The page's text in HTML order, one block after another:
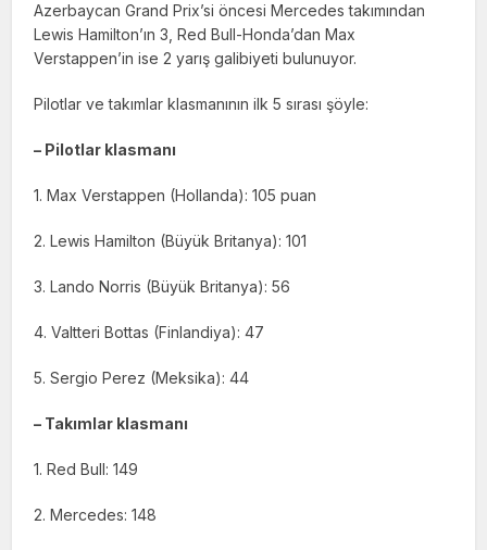
Azerbaycan Grand Prix’si öncesi Mercedes takımından
Lewis Hamilton’ın 3, Red Bull-Honda’dan Max
Verstappen’in ise 2 yarış galibiyeti bulunuyor.
Pilotlar ve takımlar klasmanının ilk 5 sırası şöyle:
– Pilotlar klasmanı
1. Max Verstappen (Hollanda): 105 puan
2. Lewis Hamilton (Büyük Britanya): 101
3. Lando Norris (Büyük Britanya): 56
4. Valtteri Bottas (Finlandiya): 47
5. Sergio Perez (Meksika): 44
– Takımlar klasmanı
1. Red Bull: 149
2. Mercedes: 148